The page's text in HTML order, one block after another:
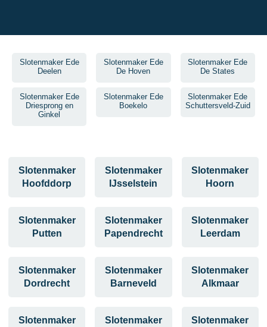
Slotenmaker Ede
Deelen
Slotenmaker Ede
De Hoven
Slotenmaker Ede
De States
Slotenmaker Ede
Driesprong en
Ginkel
Slotenmaker Ede
Boekelo
Slotenmaker Ede
Schuttersveld-Zuid
Slotenmaker
Hoofddorp
Slotenmaker
IJsselstein
Slotenmaker
Hoorn
Slotenmaker
Putten
Slotenmaker
Papendrecht
Slotenmaker
Leerdam
Slotenmaker
Dordrecht
Slotenmaker
Barneveld
Slotenmaker
Alkmaar
Slotenmaker
Slotenmaker
Slotenmaker